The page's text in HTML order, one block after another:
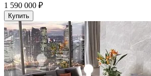
1 590 000 ₽
Купить